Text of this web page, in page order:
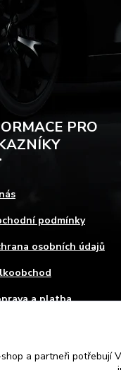
PRO
podmínky
osobních údajů
a platba
a partneři potřebují